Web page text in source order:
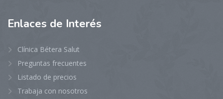
Enlaces de Interés
Clínica Bétera Salut
Preguntas frecuentes
Listado de precios
Trabaja con nosotros